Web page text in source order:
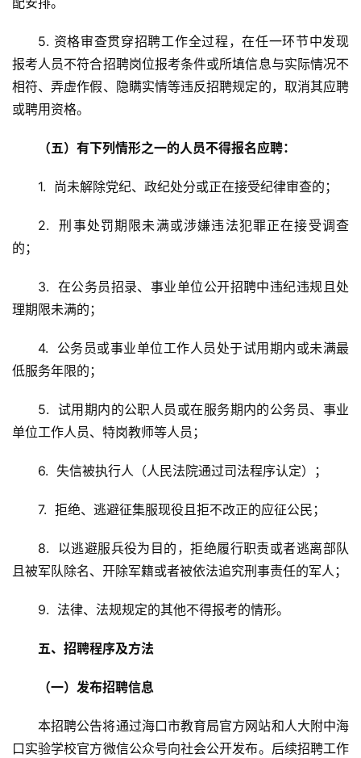
页
讯
业
费
财
5. 资格审查贯穿招聘工作全过程，在任一环节中发现
报考人员不符合招聘岗位报考条件或所填信息与实际情况不
相符、弄虚作假、隐瞒实情等违反招聘规定的，取消其应聘
或聘用资格。
（五）有下列情形之一的人员不得报名应聘：
1.  尚未解除党纪、政纪处分或正在接受纪律审查的；
2.  刑事处罚期限未满或涉嫌违法犯罪正在接受调查
的；
3.  在公务员招录、事业单位公开招聘中违纪违规且处
理期限未满的；
4.  公务员或事业单位工作人员处于试用期内或未满最
低服务年限的；
5.  试用期内的公职人员或在服务期内的公务员、事业
单位工作人员、特岗教师等人员；
6.  失信被执行人（人民法院通过司法程序认定）；
7.  拒绝、逃避征集服现役且拒不改正的应征公民；
8.  以逃避服兵役为目的，拒绝履行职责或者逃离部队
且被军队除名、开除军籍或者被依法追究刑事责任的军人；
9.  法律、法规规定的其他不得报考的情形。
五、招聘程序及方法
（一）发布招聘信息
本招聘公告将通过海口市教育局官方网站和人大附中海
口实验学校官方微信公众号向社会公开发布。后续招聘工作